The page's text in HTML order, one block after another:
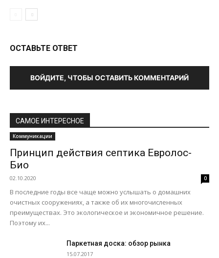
ОСТАВЬТЕ ОТВЕТ
ВОЙДИТЕ, ЧТОБЫ ОСТАВИТЬ КОММЕНТАРИЙ
САМОЕ ИНТЕРЕСНОЕ
Коммуникации
Принцип действия септика Евролос-
Био
02.10.2020 0
В последние годы все чаще можно услышать о домашних
очистных сооружениях, а также об их многочисленных
преимуществах. Это экологическое и экономичное решение.
Поэтому их...
Паркетная доска: обзор рынка
15.07.2017